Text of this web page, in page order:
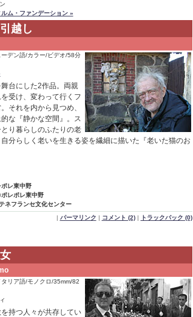
ム・ファンデーション »
越し
デン語/カラー/ビデオ/58分
台にした2作品。両親
受け、変わって行くフ
それを内から見つめ、
な『静かな空間』。ス
り暮らしのふたりの老
分らしく老いを生きる姿を繊細に描いた『老いた猫のお
レ東中野
レポレ東中野
ネフランセ文化センター
| パーマリンク | コメント (2)| トラックバック (0)
リア語/モノクロ/35mm/82
持つ人々が共存してい